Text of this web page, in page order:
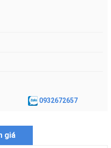
0932672657
giá